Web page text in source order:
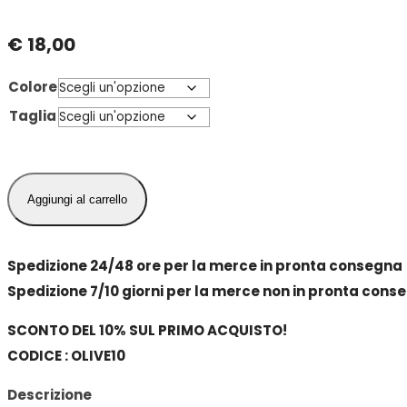
€ 18,00
Colore
Taglia
Maison
Sucre'e
Gioia
Pochette
2
lavette
quantità
Aggiungi al carrello
Spedizione 24/48 ore per la merce in pronta consegna
Spedizione 7/10 giorni per la merce non in pronta
SCONTO DEL 10% SUL PRIMO ACQUISTO!
CODICE : OLIVE10
Descrizione